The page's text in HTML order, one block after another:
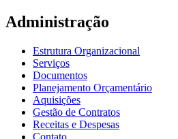
Administração
Estrutura Organizacional
Serviços
Documentos
Planejamento Orçamentário
Aquisições
Gestão de Contratos
Receitas e Despesas